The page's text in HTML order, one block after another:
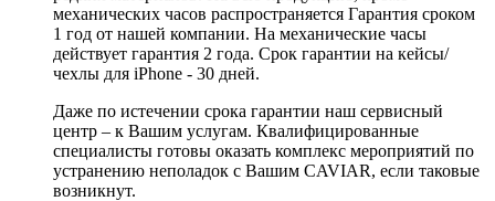
механических часов распространяется Гарантия сроком
1 год от нашей компании. На механические часы
действует гарантия 2 года. Срок гарантии на кейсы/
чехлы для iPhone - 30 дней.
Даже по истечении срока гарантии наш сервисный
центр – к Вашим услугам. Квалифицированные
специалисты готовы оказать комплекс мероприятий по
устранению неполадок с Вашим CAVIAR, если таковые
возникнут.